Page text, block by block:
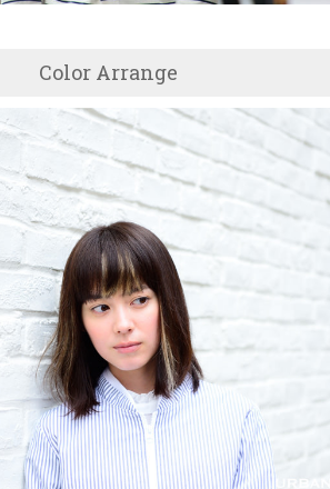
Color Arrange